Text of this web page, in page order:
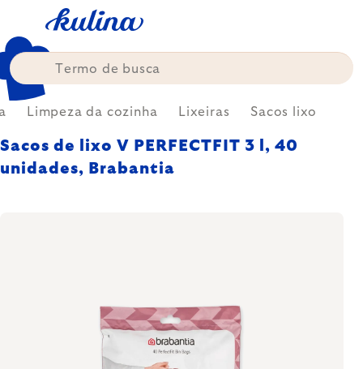
content
Limpeza da cozinha Lixeiras Sacos lixo
Sacos de lixo V PERFECTFIT 3 l, 40
unidades, Brabantia